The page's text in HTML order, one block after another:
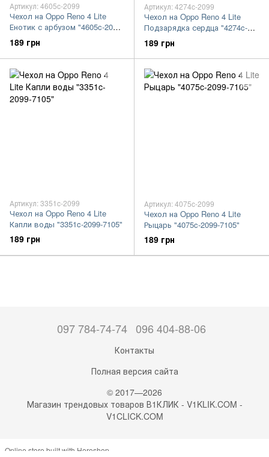
Артикул: 4605c-2099
Чехол на Oppo Reno 4 Lite
Енотик с арбузом "4605c-2099-
7105"
189 грн
Артикул: 4274c-2099
Чехол на Oppo Reno 4 Lite
Подзарядка сердца "4274c-
2099-7105"
189 грн
Артикул: 3351c-2099
Чехол на Oppo Reno 4 Lite
Капли воды "3351c-2099-7105"
189 грн
Артикул: 4075c-2099
Чехол на Oppo Reno 4 Lite
Рыцарь "4075c-2099-7105"
189 грн
097 784-74-74 096 404-88-06
Контакты
Полная версия сайта
© 2017—2026
Магазин трендовых товаров В1КЛИК - V1KLIK.COM -
V1CLICK.COM
Online store built with Horoshop